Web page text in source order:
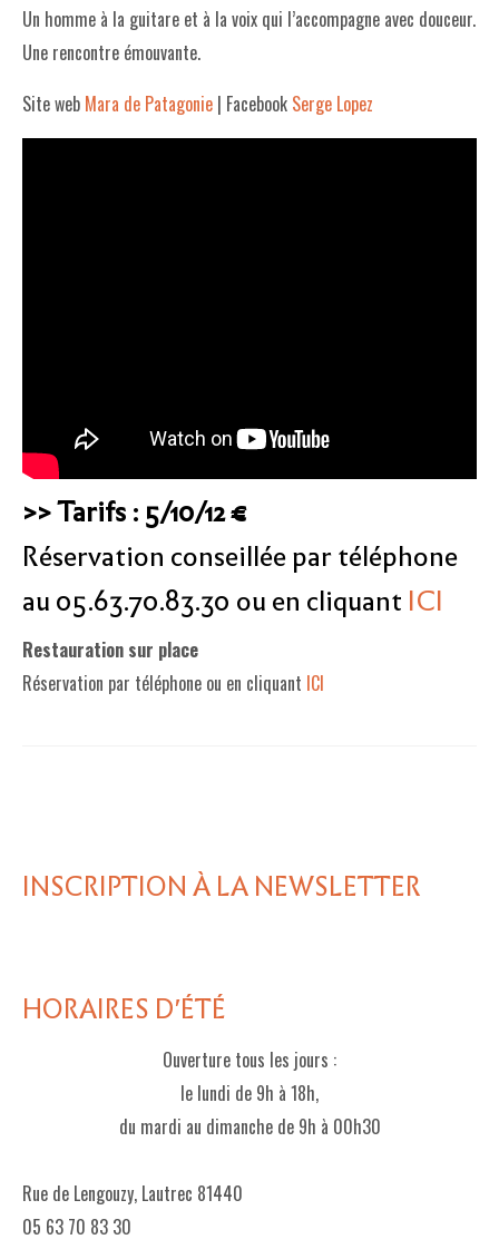
Un homme à la guitare et à la voix qui l’accompagne avec douceur.
Une rencontre émouvante.
Site web Mara de Patagonie | Facebook Serge Lopez
>> Tarifs : 5/10/12 €
Réservation conseillée par téléphone
au 05.63.70.83.30 ou en cliquant ICI
Restauration sur place
Réservation par téléphone ou en cliquant ICI
INSCRIPTION À LA NEWSLETTER
HORAIRES D'ÉTÉ
Ouverture tous les jours :
le lundi de 9h à 18h,
du mardi au dimanche de 9h à 00h30
Rue de Lengouzy, Lautrec 81440
05 63 70 83 30